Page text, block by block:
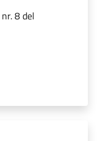
8 del